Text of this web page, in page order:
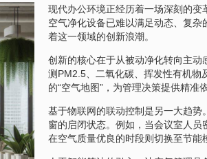
现代办公环境正经历着一场深刻的
空气净化设备已难以满足动态、复
着这一领域的创新浪潮。
创新的核心在于从被动净化转向主
测PM2.5、二氧化碳、挥发性有机物
的“空气地图”，为管理决策提供精准依
基于物联网的联动控制是另一大趋
窗的启闭状态。例如，当会议室人
在空气质量优良的时段则切换至节能